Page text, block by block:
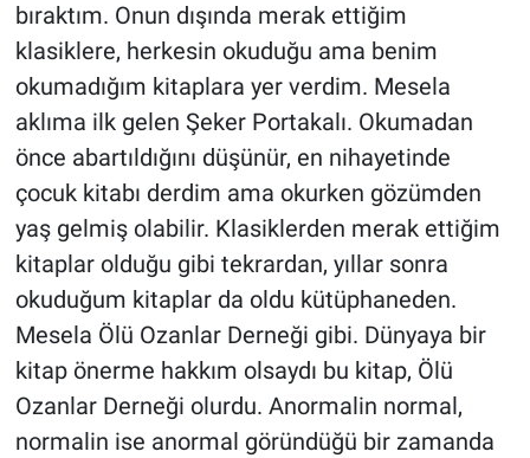
bıraktım. Onun dışında merak ettiğim
klasiklere, herkesin okuduğu ama benim
okumadığım kitaplara yer verdim. Mesela
aklıma ilk gelen Şeker Portakalı. Okumadan
önce abartıldığını düşünür, en nihayetinde
çocuk kitabı derdim ama okurken gözümden
yaş gelmiş olabilir. Klasiklerden merak ettiğim
kitaplar olduğu gibi tekrardan, yıllar sonra
okuduğum kitaplar da oldu kütüphaneden.
Mesela Ölü Ozanlar Derneği gibi. Dünyaya bir
kitap önerme hakkım olsaydı bu kitap, Ölü
Ozanlar Derneği olurdu. Anormalin normal,
normalin ise anormal göründüğü bir zamanda